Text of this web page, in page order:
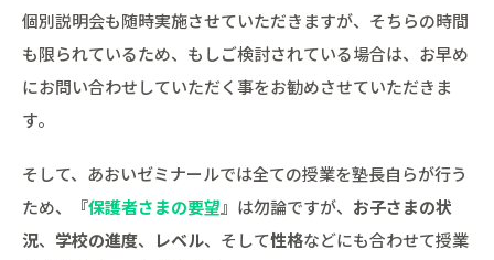
個別説明会も随時実施させていただきますが、そちらの時間
も限られているため、もしご検討されている場合は、お早め
にお問い合わせしていただく事をお勧めさせていただきま
す。
そして、あおいゼミナールでは全ての授業を塾長自らが行う
ため、『保護者さまの要望』は勿論ですが、 お子さまの状
況、 学校の進度、 レベル、そして性格などにも合わせて授業